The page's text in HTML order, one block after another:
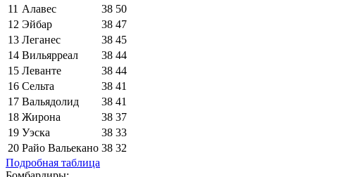
11 Алавес 38 50
12 Эйбар 38 47
13 Леганес 38 45
14 Вильярреал 38 44
15 Леванте 38 44
16 Сельта 38 41
17 Вальядолид 38 41
18 Жирона 38 37
19 Уэска 38 33
20 Райо Вальекано 38 32
Подробная таблица